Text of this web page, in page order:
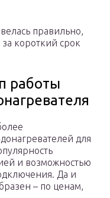
правильно,
короткий срок
работы
для
и возможностью
Да и
– по ценам,